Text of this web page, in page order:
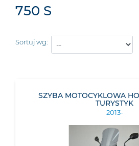
750 S
Sortuj wg:
SZYBA MOTOCYKLOWA
TURYSTYK
2013-